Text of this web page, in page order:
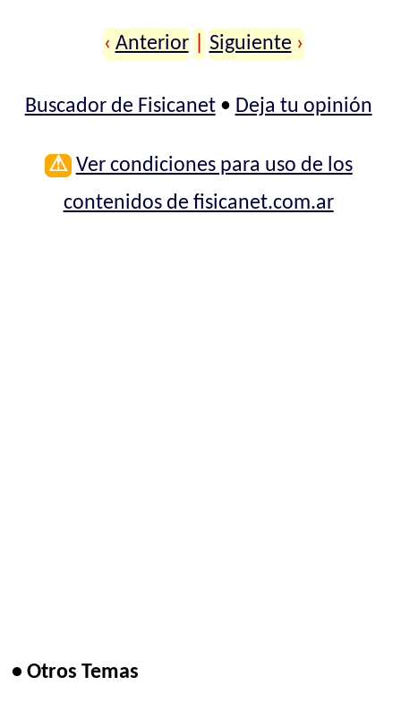
‹ Anterior Siguiente ›
Buscador de Fisicanet• Deja tu opinión
⚠ Ver condiciones para uso de los
contenidos de fisicanet.com.ar
• Otros Temas